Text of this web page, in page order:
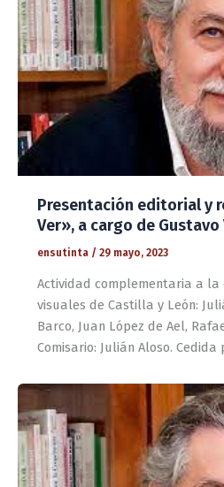
Presentación editorial y
Ver», a cargo de
ensutinta / 29 mayo, 2023
Actividad complementaria a la
visuales de Castilla y León:
Barco, Juan López de Ael,
Comisario: Julián Aloso. Cedida